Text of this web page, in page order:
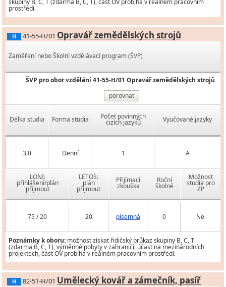
skupiny B, C, T (zdarma B, C, T), část OV probíhá v reálném pracovním
prostředí.
H 41-55-H/01 Opravář zemědělských strojů
Zaměření nebo Školní vzdělávací program (ŠVP)
ŠVP pro obor vzdělání 41-55-H/01 Opravář zemědělských strojů
porovnat
Délka studia Forma studia Počet povinných
cizích jazyků Vyučované jazyky
3,0 Denní 1 A
LONI:
přihlášení/plán
přijmout
LETOS:
plán
přijmout
Přijímací
zkouška
Roční
školné
Možnost
studia pro
ZP
75 / 20 20 písemná 0 Ne
Poznámky k oboru: možnost získat řidičský průkaz skupiny B, C, T
(zdarma B, C, T), výměnné pobyty v zahraničí, účast na mezinárodních
projektech, část OV probíhá v reálném pracovním prostředí.
H 82-51-H/01 Umělecký kovář a zámečník, pasíř